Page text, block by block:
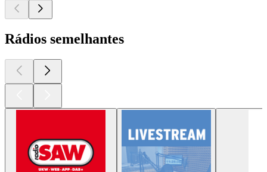
Rádios semelhantes